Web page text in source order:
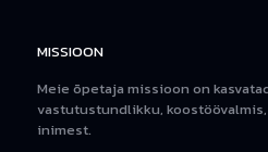
MISSIOON
Meie õpetaja missioon on
vastutustundlikku,
inimest.